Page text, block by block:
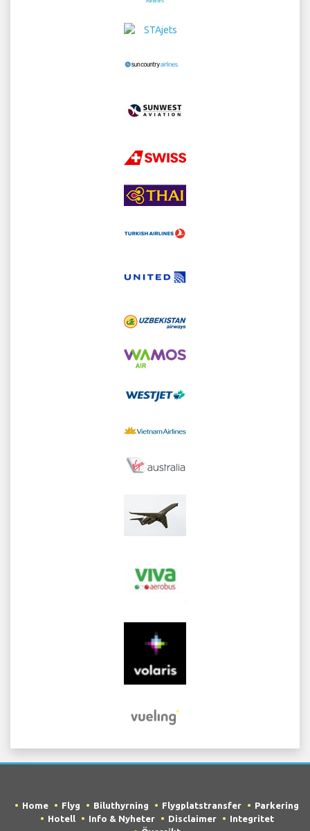
Home Flyg Biluthyrning Flygplatstransfer
Parkering
Hotell
Info & Nyheter Disclaimer
Integritet